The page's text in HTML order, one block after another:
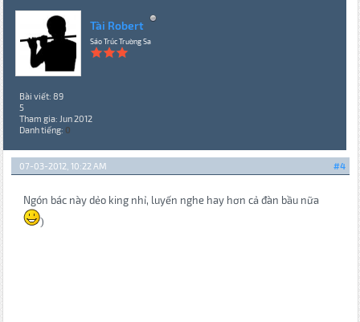
Tài Robert
Sáo Trúc Trường Sa
Bài viết: 89
5
Tham gia: Jun 2012
Danh tiếng: 0
#4
07-03-2012, 10:22 AM
Ngón bác này dẻo king nhỉ, luyến nghe hay hơn cả đàn bầu nữa
)